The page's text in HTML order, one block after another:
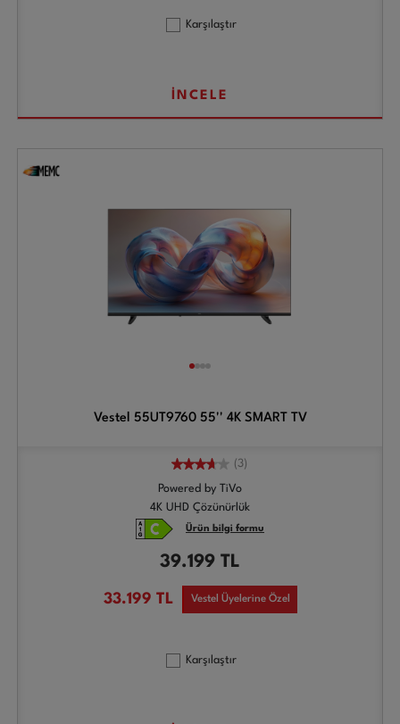
Karşılaştır
İNCELE
Vestel 55UT9760 55'' 4K SMART TV
(3)
Powered by TiVo
4K UHD Çözünürlük
Ürün bilgi formu
39.199 TL
33.199 TL Vestel Üyelerine Özel
Karşılaştır